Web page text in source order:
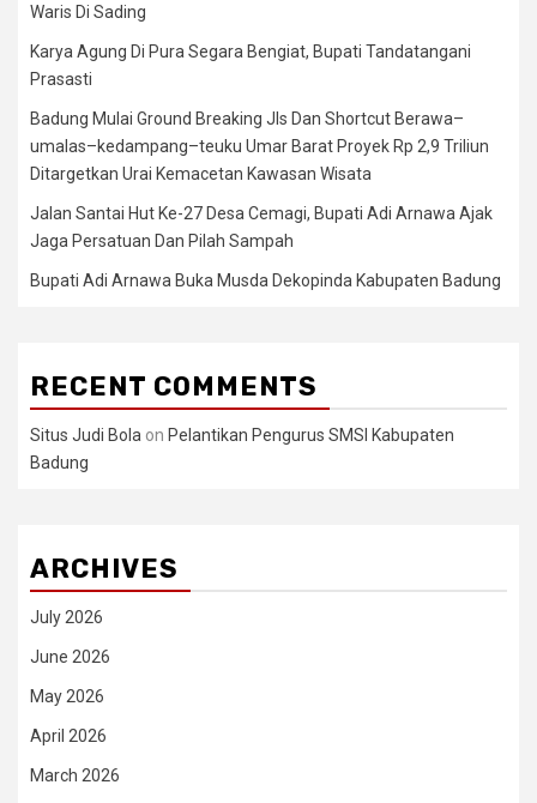
Waris Di Sading
Karya Agung Di Pura Segara Bengiat, Bupati Tandatangani
Prasasti
Badung Mulai Ground Breaking Jls Dan Shortcut Berawa–
umalas–kedampang–teuku Umar Barat Proyek Rp 2,9 Triliun
Ditargetkan Urai Kemacetan Kawasan Wisata
Jalan Santai Hut Ke-27 Desa Cemagi, Bupati Adi Arnawa Ajak
Jaga Persatuan Dan Pilah Sampah
Bupati Adi Arnawa Buka Musda Dekopinda Kabupaten Badung
RECENT COMMENTS
Situs Judi Bola on Pelantikan Pengurus SMSI Kabupaten
Badung
ARCHIVES
July 2026
June 2026
May 2026
April 2026
March 2026